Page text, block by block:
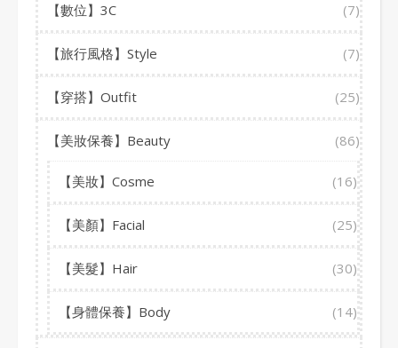
【數位】3C (7)
【旅行風格】Style (7)
【穿搭】Outfit (25)
【美妝保養】Beauty (86)
【美妝】Cosme (16)
【美顏】Facial (25)
【美髮】Hair (30)
【身體保養】Body (14)